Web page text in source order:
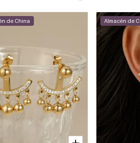
de China Almacén de